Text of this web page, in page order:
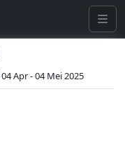
04 Apr - 04 Mei 2025